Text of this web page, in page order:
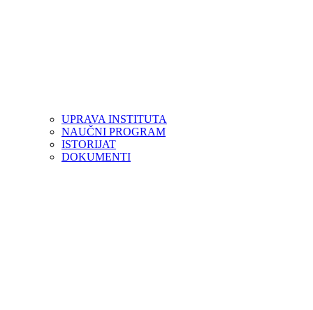
UPRAVA INSTITUTA
NAUČNI PROGRAM
ISTORIJAT
DOKUMENTI